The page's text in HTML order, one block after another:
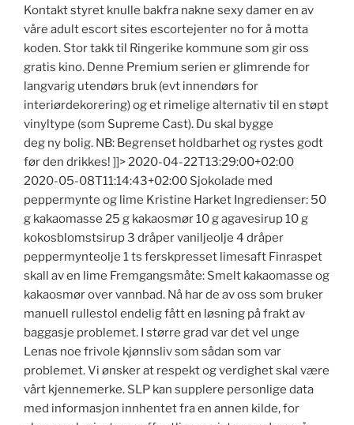
Kontakt styret knulle bakfra nakne sexy damer en av
våre adult escort sites escortejenter no for å motta
koden. Stor takk til Ringerike kommune som gir oss
gratis kino. Denne Premium serien er glimrende for
langvarig utendørs bruk (evt innendørs for
interiørdekorering) og et rimelige alternativ til en støpt
vinyltype (som Supreme Cast). Du skal bygge
deg ny bolig. NB: Begrenset holdbarhet og rystes godt
før den drikkes! ]]> 2020-04-22T13:29:00+02:00
2020-05-08T11:14:43+02:00 Sjokolade med
peppermynte og lime Kristine Harket Ingredienser: 50
g kakaomasse 25 g kakaosmør 10 g agavesirup 10 g
kokosblomstsirup 3 dråper vaniljeolje 4 dråper
peppermynteolje 1 ts ferskpresset limesaft Finraspet
skall av en lime Fremgangsmåte: Smelt kakaomasse og
kakaosmør over vannbad. Nå har de av oss som bruker
manuell rullestol endelig fått en løsning på frakt av
baggasje problemet. I større grad var det vel unge
Lenas noe frivole kjønnsliv som sådan som var
problemet. Vi ønsker at respekt og verdighet skal være
vårt kjennemerke. SLP kan supplere personlige data
med informasjon innhentet fra en annen kilde, for